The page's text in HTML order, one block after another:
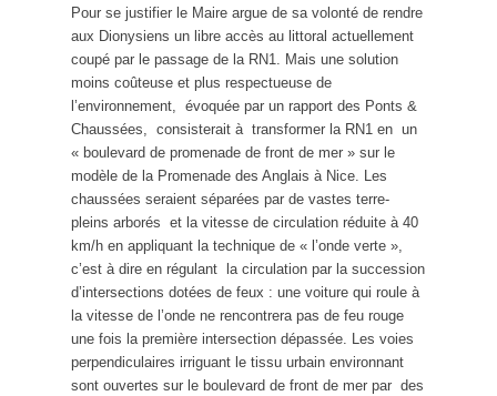
Pour se justifier le Maire argue de sa volonté de rendre
aux Dionysiens un libre accès au littoral actuellement
coupé par le passage de la RN1. Mais une solution
moins coûteuse et plus respectueuse de
l’environnement, évoquée par un rapport des Ponts &
Chaussées, consisterait à transformer la RN1 en un
« boulevard de promenade de front de mer » sur le
modèle de la Promenade des Anglais à Nice. Les
chaussées seraient séparées par de vastes terre-
pleins arborés et la vitesse de circulation réduite à 40
km/h en appliquant la technique de « l’onde verte »,
c’est à dire en régulant la circulation par la succession
d’intersections dotées de feux : une voiture qui roule à
la vitesse de l’onde ne rencontrera pas de feu rouge
une fois la première intersection dépassée. Les voies
perpendiculaires irriguant le tissu urbain environnant
sont ouvertes sur le boulevard de front de mer par des